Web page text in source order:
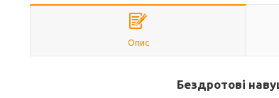
Опис
Бездротові